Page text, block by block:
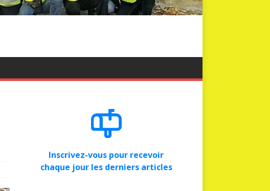
Inscrivez-vous pour recevoir
chaque jour les derniers articles